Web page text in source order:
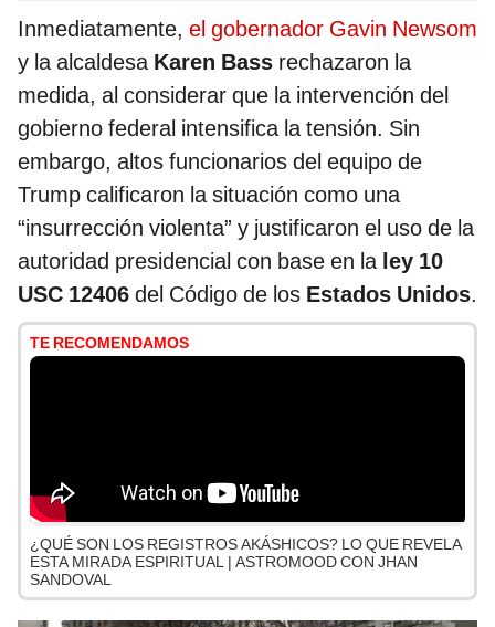
Inmediatamente, el gobernador Gavin Newsom
y la alcaldesa Karen Bass rechazaron la
medida, al considerar que la intervención del
gobierno federal intensifica la tensión. Sin
embargo, altos funcionarios del equipo de
Trump calificaron la situación como una
“insurrección violenta” y justificaron el uso de la
autoridad presidencial con base en la ley 10
USC 12406 del Código de los Estados Unidos.
TE RECOMENDAMOS
¿QUÉ SON LOS REGISTROS AKÁSHICOS? LO QUE REVELA
ESTA MIRADA ESPIRITUAL | ASTROMOOD CON JHAN
SANDOVAL